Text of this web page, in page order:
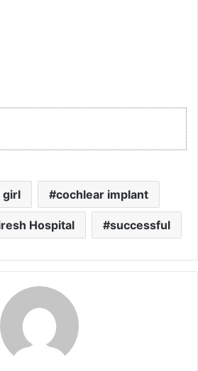
girl cochlear implant
Hospital successful